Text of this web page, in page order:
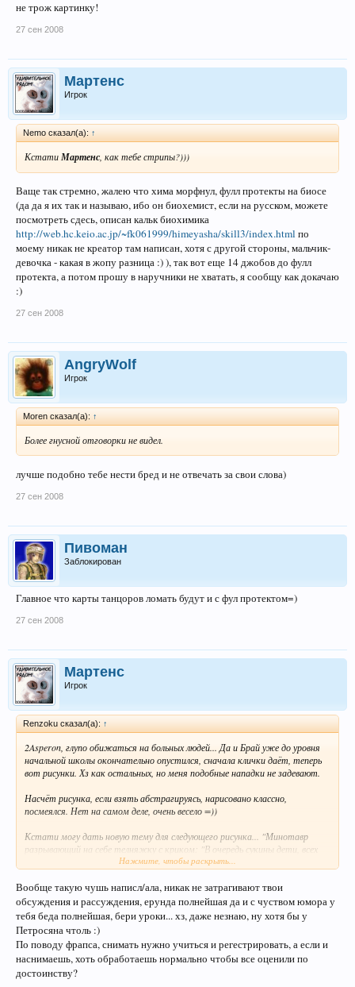
не трож картинку!
27 сен 2008
Мартенс
Игрок
Nemo сказал(а): ↑
КстатиМартенс , как тебе стрипы?)))
Ваще так стремно, жалею что хима морфнул, фулл протекты на биосе
(да да я их так и называю, ибо он биохемист, если на русском, можете
посмотреть сдесь, описан кальк биохимика
http://web.hc.keio.ac.jp/~fk061999/himeyasha/skill3/index.html по
моему никак не креатор там написан, хотя с другой стороны, мальчик-
девочка - какая в жопу разница :) ), так вот еще 14 джобов до фулл
протекта, а потом прошу в наручники не хватать, я сообщу как докачаю
:)
27 сен 2008
AngryWolf
Игрок
Moren сказал(а): ↑
Более гнусной отговорки не видел.
лучше подобно тебе нести бред и не отвечать за свои слова)
27 сен 2008
Пивоман
Заблокирован
Главное что карты танцоров ломать будут и с фул протектом=)
27 сен 2008
Мартенс
Игрок
Renzoku сказал(а): ↑
2Asperon, глупо обижаться на больных людей... Да и Брай уже до уровня
начальной школы окончательно опустился, сначала клички даёт, теперь
вот рисунки. Хз как остальных, но меня подобные нападки не задевают.
Насчёт рисунка, если взять абстрагируясь, нарисовано классно,
посмеялся. Нет на самом деле, очень весело =))
Кстати могу дать новую тему для следующего рисунка... "Минотавр
разрывающий на себе телняжку с криком: "В очередь сукины дети, всех
порву", а сзади в это время злой брай с шашкой на голо замахнувшийся для
P.S. Мувик про ГТБ пока откладывается, у меня беда с фрапсом, не
снимает больше 30 секунд, причём тот что снимал раньше =(
Нажмите, чтобы раскрыть...
Вообще такую чушь написл/ала, никак не затрагивают твои
обсуждения и рассуждения, ерунда полнейшая да и с чуством юмора у
тебя беда полнейшая, бери уроки... хз, даже незнаю, ну хотя бы у
Петросяна чтоль :)
По поводу фрапса, снимать нужно учиться и регестрировать, а если и
наснимаешь, хоть обработаешь нормально чтобы все оценили по
достоинству?